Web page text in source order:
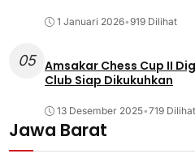
1 Januari 2026•919 Dilihat
05 Amsakar Chess Cup II
Club Siap Dikukuhkan
13 Desember 2025•719 Dilihat
Jawa Barat